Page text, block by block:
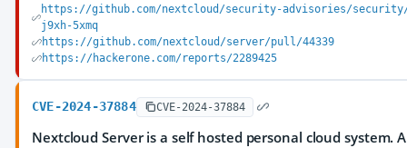
https://github.com/nextcloud/security-advisories/security/
j9xh-5xmq
https://github.com/nextcloud/server/pull/44339
https://hackerone.com/reports/2289425
CVE-2024-37884 CVE-2024-37884
Nextcloud Server is a self hosted personal cloud system.